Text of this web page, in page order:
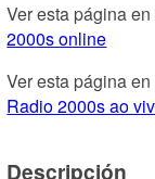
Ver esta página
2000s online
Ver esta página
Radio 2000s ao
Descripción